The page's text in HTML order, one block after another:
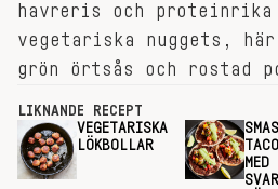
havreris och
vegetariska nuggets, här
grön örtsås och rostad
LIKNANDE RECEPT
VEGETARISKA
LÖKBOLLAR
MED